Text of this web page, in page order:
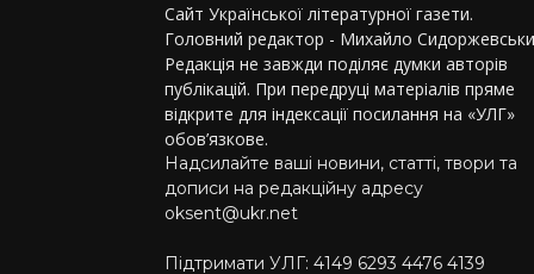
Сайт Української літературної газети.
Головний редактор - Михайло
Редакція не завжди поділяє думки авторів
публікацій. При передруці матеріалів пряме
відкрите для індексації посилання на «УЛГ»
обов’язкове.
Надсилайте ваші новини, статті, твори та
дописи на редакційну адресу
oksent@ukr.net
Підтримати УЛГ: 4149 6293 4476 4139